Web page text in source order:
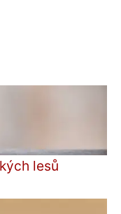
lesů